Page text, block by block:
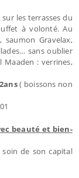
les terrasses du
à volonté. Au
Gravelax,
sans oublier
Maaden : verrines,
( boissons non
beauté et bien-
soin de son capital